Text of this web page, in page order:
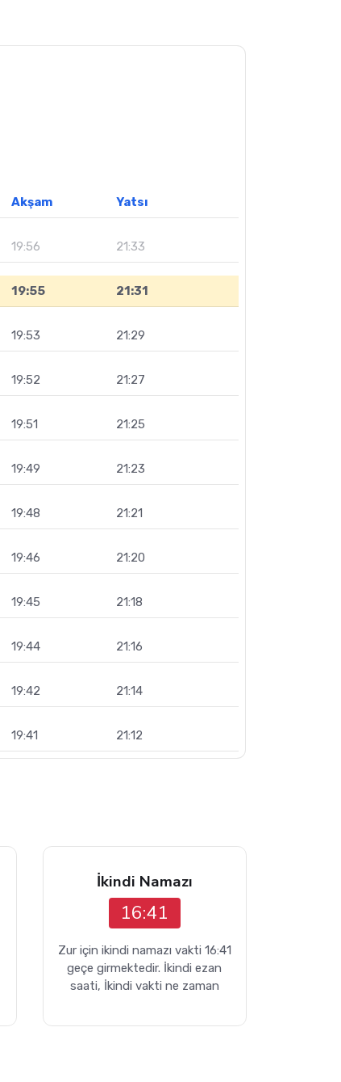
Akşam Yatsı
19:56 21:33
19:55 21:31
19:53 21:29
19:52 21:27
19:51 21:25
19:49 21:23
19:48 21:21
19:46 21:20
19:45 21:18
19:44 21:16
19:42 21:14
19:41 21:12
İkindi Namazı
16:41
Zur için ikindi namazı vakti 16:41
geçe girmektedir. İkindi ezan
saati, İkindi vakti ne zaman